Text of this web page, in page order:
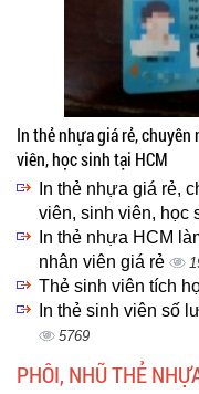
In thẻ nhựa giá rẻ,
viên, học sinh tại HCM
In thẻ nhựa giá rẻ,
viên, sinh viên, học
In thẻ nhựa HCM
nhân viên giá rẻ
Thẻ sinh viên tích
In thẻ sinh viên số
5769
PHÔI, NHŨ THẺ